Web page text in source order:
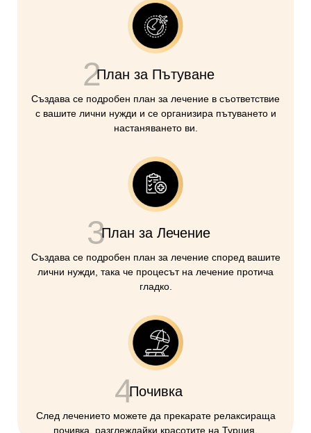
2План за Пътуване
Създава се подробен план за лечение в съответствие
с вашите лични нужди и се организира пътуването и
настаняването ви.
3План за Лечение
Създава се подробен план за лечение според вашите
лични нужди, така че процесът на лечение протича
гладко.
4Почивка
След лечението можете да прекарате релаксираща
почивка, разглеждайки красотите на Турция.